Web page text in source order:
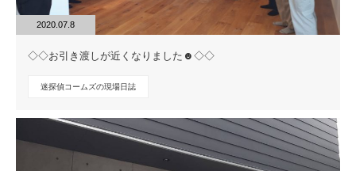
2020.07.8
◇◇お引き渡しが近くなりました☻◇◇
迷探偵コームズの現場日誌